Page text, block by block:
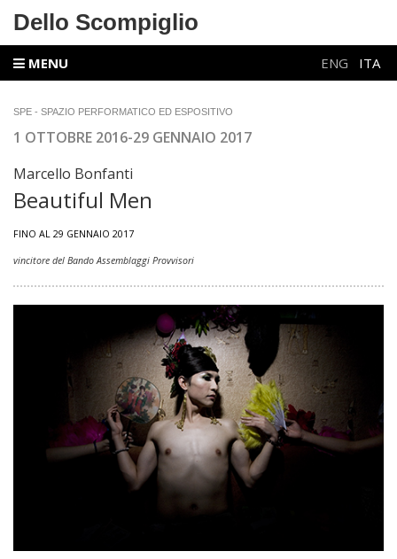
Dello Scompiglio
MENU ENG ITA
SPE - SPAZIO PERFORMATICO ED ESPOSITIVO
1 OTTOBRE 2016-29 GENNAIO 2017
Marcello Bonfanti
Beautiful Men
FINO AL 29 GENNAIO 2017
vincitore del Bando Assemblaggi Provvisori